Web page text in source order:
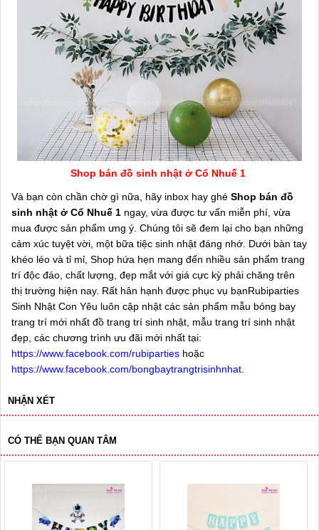
Shop bán đồ sinh nhật ở Cổ Nhuế 1
Và bạn còn chần chờ gì nữa, hãy inbox hay ghé Shop bán đồ
sinh nhật ở Cổ Nhuế 1 ngay, vừa được tư vấn miễn phí, vừa
mua được sản phẩm ưng ý. Chúng tôi sẽ đem lại cho bạn những
cảm xúc tuyệt vời, một bữa tiệc sinh nhật đáng nhớ. Dưới bàn tay
khéo léo và tỉ mỉ, Shop hứa hẹn mang đến nhiều sản phẩm trang
trí độc đáo, chất lượng, đẹp mắt với giá cực kỳ phải chăng trên
thị trường hiện nay. Rất hân hạnh được phục vụ bạnRubiparties
Sinh Nhật Con Yêu luôn cập nhật các sản phẩm mẫu bóng bay
trang trí mới nhất đồ trang trí sinh nhật, mẫu trang trí sinh nhật
đẹp, các chương trình ưu đãi mới nhất tại:
https://www.facebook.com/rubiparties hoặc
https://www.facebook.com/bongbaytrangtrisinhnhat
NHẬN XÉT
CÓ THỂ BẠN QUAN TÂM